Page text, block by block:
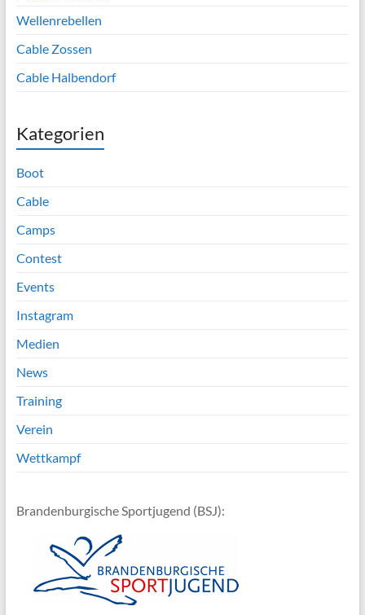
Wellenrebellen
Cable Zossen
Cable Halbendorf
Kategorien
Boot
Cable
Camps
Contest
Events
Instagram
Medien
News
Training
Verein
Wettkampf
Brandenburgische Sportjugend (BSJ):